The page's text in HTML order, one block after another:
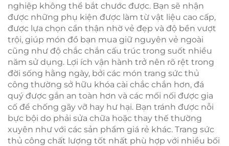
nghiệp không thể bắt chước được. Bạn sẽ nhận
được những phụ kiện được làm từ vật liệu cao cấp,
được lựa chọn cẩn thận nhờ vẻ đẹp và độ bền vượt
trội, giúp món đồ bạn mua giữ nguyên vẻ ngoài
cũng như độ chắc chắn cấu trúc trong suốt nhiều
năm sử dụng. Lợi ích vận hành trở nên rõ rệt trong
đời sống hằng ngày, bởi các món trang sức thủ
công thường sở hữu khóa cài chắc chắn hơn, đá
quý được gắn an toàn hơn và các mối nối được gia
cố để chống gãy vỡ hay hư hại. Bạn tránh được nỗi
bực bội do phải sửa chữa hoặc thay thế thường
xuyên như với các sản phẩm giá rẻ khác. Trang sức
thủ công chất lượng tốt nhất phù hợp với nhiều bối